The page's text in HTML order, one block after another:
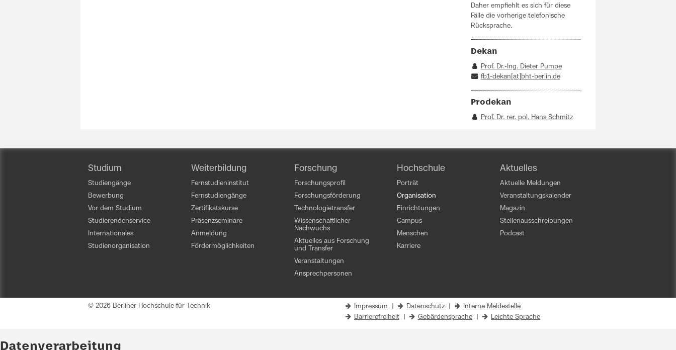
Daher empfiehlt es sich für diese
Fälle die vorherige telefonische
Rücksprache.
Dekan
Prof. Dr.-Ing. Dieter Pumpe
fb1-dekan[at]bht-berlin.de
Prodekan
Prof. Dr. rer. pol. Hans Schmitz
Studium
Studiengänge
Bewerbung
Vor dem Studium
Studierendenservice
Internationales
Studienorganisation
Weiterbildung
Fernstudieninstitut
Fernstudiengänge
Zertifikatskurse
Präsenzseminare
Anmeldung
Fördermöglichkeiten
Forschung
Forschungsprofil
Forschungsförderung
Technologietransfer
Wissenschaftlicher
Nachwuchs
Aktuelles aus Forschung
und Transfer
Veranstaltungen
Ansprechpersonen
Hochschule
Porträt
Organisation
Einrichtungen
Campus
Menschen
Karriere
Aktuelles
Aktuelle Meldungen
Veranstaltungskalender
Magazin
Stellenausschreibungen
Podcast
© 2026 Berliner Hochschule für Technik Impressum Datenschutz
Interne Meldestelle
Barrierefreiheit
Gebärdensprache Leichte Sprache
Datenverarbeitung